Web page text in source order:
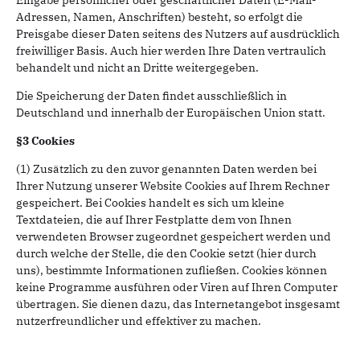
Adressen, Namen, Anschriften) besteht, so erfolgt die
Preisgabe dieser Daten seitens des Nutzers auf ausdrücklich
freiwilliger Basis. Auch hier werden Ihre Daten vertraulich
behandelt und nicht an Dritte weitergegeben.
Die Speicherung der Daten findet ausschließlich in
Deutschland und innerhalb der Europäischen Union statt.
§3 Cookies
(1) Zusätzlich zu den zuvor genannten Daten werden bei
Ihrer Nutzung unserer Website Cookies auf Ihrem Rechner
gespeichert. Bei Cookies handelt es sich um kleine
Textdateien, die auf Ihrer Festplatte dem von Ihnen
verwendeten Browser zugeordnet gespeichert werden und
durch welche der Stelle, die den Cookie setzt (hier durch
uns), bestimmte Informationen zufließen. Cookies können
keine Programme ausführen oder Viren auf Ihren Computer
übertragen. Sie dienen dazu, das Internetangebot insgesamt
nutzerfreundlicher und effektiver zu machen.